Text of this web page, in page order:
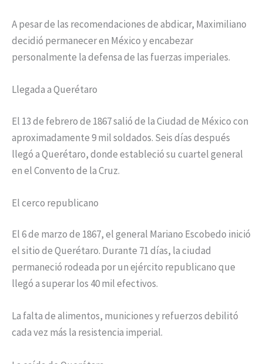
A pesar de las recomendaciones de abdicar, Maximiliano
decidió permanecer en México y encabezar
personalmente la defensa de las fuerzas imperiales.
Llegada a Querétaro
El 13 de febrero de 1867 salió de la Ciudad de México con
aproximadamente 9 mil soldados. Seis días después
llegó a Querétaro, donde estableció su cuartel general
en el Convento de la Cruz.
El cerco republicano
El 6 de marzo de 1867, el general Mariano Escobedo inició
el sitio de Querétaro. Durante 71 días, la ciudad
permaneció rodeada por un ejército republicano que
llegó a superar los 40 mil efectivos.
La falta de alimentos, municiones y refuerzos debilitó
cada vez más la resistencia imperial.